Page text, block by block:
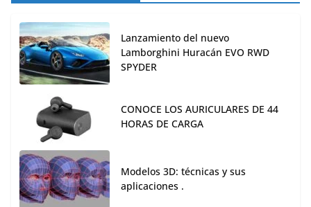
Lanzamiento del nuevo
Lamborghini Huracán EVO RWD
SPYDER
CONOCE LOS AURICULARES DE 44
HORAS DE CARGA
Modelos 3D: técnicas y sus
aplicaciones .